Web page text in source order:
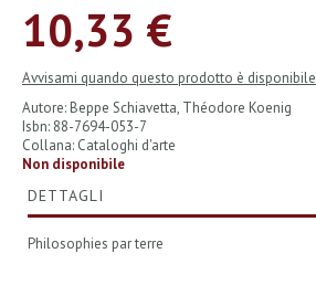
immagini
10,33 €
Avvisami quando questo prodotto è disponibile
Autore: Beppe Schiavetta, Théodore Koenig
Isbn: 88-7694-053-7
Collana: Cataloghi d'arte
Non disponibile
DETTAGLI
Philosophies par terre